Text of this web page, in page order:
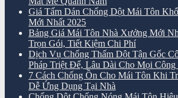
Giá Tấm Dán Chống Dột Mái Tôn
Mới Nhất 2025
Bảng Giá Mái Tôn Nhà Xưởng Mới
Trọn Gói, Tiết Kiệm Chi Phí
Dịch Vụ Chống Thấm Dột Tận Gốc
Pháp Triệt Để, Lâu Dài Cho Mọi Công
7 Cách Chống Ồn Cho Mái Tôn Khi
Dễ Ứng Dụng Tại Nhà